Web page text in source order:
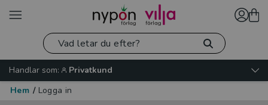
Handlar som:
Privatkund
Hem / Logga in